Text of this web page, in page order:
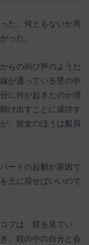
た。何ともないか周
った。
らの叫び声のようだ
が通っている壁の中
に何が起きたのか理
け出すことに成功す
、彼女のほうは船員
ードの起動が原因で
元に戻せばいいので
フは、鏡を見てい
、鏡の中の自分と会